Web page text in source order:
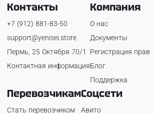
Контакты
+7 (912) 881-83-50
support@yenisei.store
Пермь, 25 Октября 70/1
Контактная информация
Компания
О нас
Документы
Регистрация прав
Блог
Поддержка
Перевозчикам
Стать перевозчиком
Соцсети
Авито